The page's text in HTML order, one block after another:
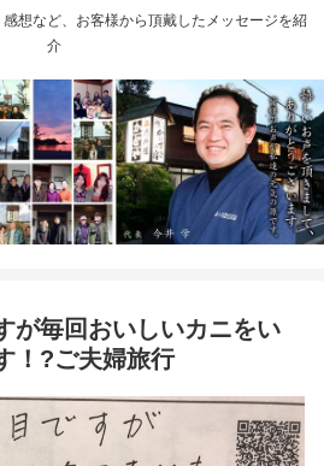
想など、お客様から頂戴したメッセージを紹
介
が毎回おいしいカニをい
！?ご夫婦旅行